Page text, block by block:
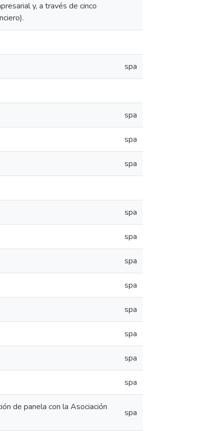
y, a través de cinco
spa
spa
spa
spa
spa
spa
spa
spa
spa
spa
spa
spa
de panela con la Asociación
spa